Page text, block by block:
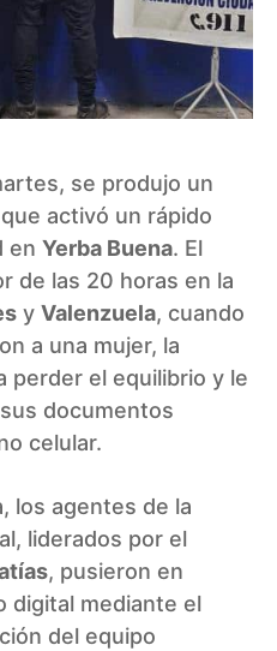
se produjo un
activó un rápido
en Yerba Buena. El
de las 20 horas en la
y Valenzuela, cuando
a una mujer, la
perder el equilibrio y le
documentos
celular.
los agentes de la
liderados por el
, pusieron en
digital mediante el
del equipo